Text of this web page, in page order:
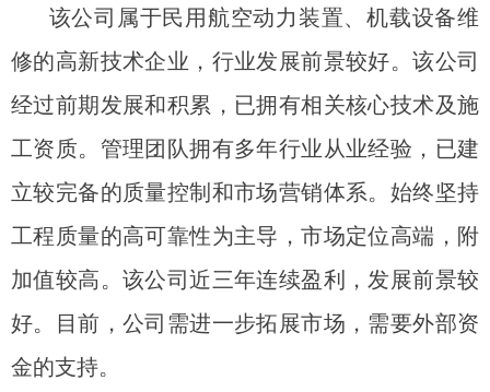
该公司属于民用航空动力装置、机载设备维
修的高新技术企业，行业发展前景较好。该公司
经过前期发展和积累，已拥有相关核心技术及施
工资质。管理团队拥有多年行业从业经验，已建
立较完备的质量控制和市场营销体系。始终坚持
工程质量的高可靠性为主导，市场定位高端，附
加值较高。该公司近三年连续盈利，发展前景较
好。目前，公司需进一步拓展市场，需要外部资
金的支持。